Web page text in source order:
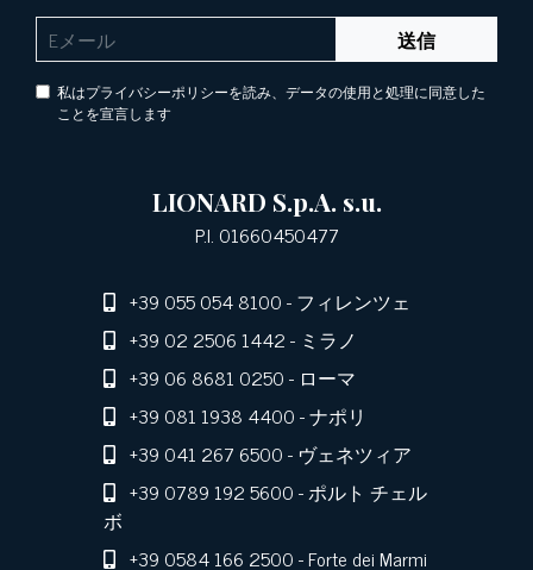
送信
私はプライバシーポリシーを読み、データの使用と処理に同意した
ことを宣言します
LIONARD S.p.A. s.u.
P.I. 01660450477
+39 055 054 8100- フィレンツェ
+39 02 2506 1442- ミラノ
+39 06 8681 0250- ローマ
+39 081 1938 4400- ナポリ
+39 041 267 6500- ヴェネツィア
+39 0789 192 5600- ポルト チェル
ボ
+39 0584 166 2500- Forte dei Marmi